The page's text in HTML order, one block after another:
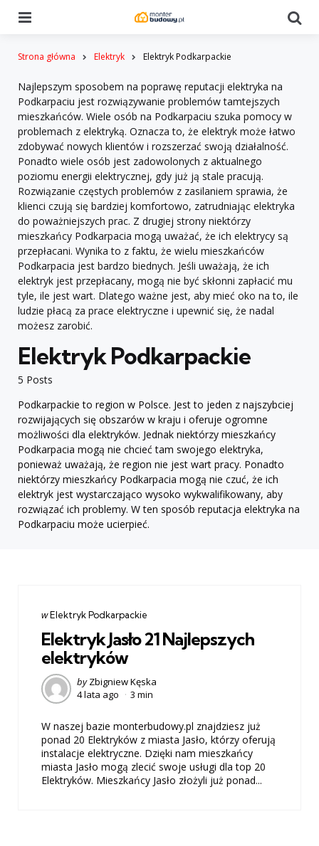
Strona główna Elektryk Elektryk Podkarpackie
5 Posts
Elektryk Podkarpackie
Podkarpackie to region w Polsce. Jest to jeden z najszybciej
rozwijających się obszarów w kraju i oferuje ogromne
możliwości dla elektryków. Jednak niektórzy mieszkańcy
Podkarpacia mogą nie chcieć tam swojego elektryka,
ponieważ uważają, że region nie jest wart pracy. Ponadto
niektórzy mieszkańcy Podkarpacia mogą nie czuć, że ich
elektryk jest wystarczająco wysoko wykwalifikowany, aby
rozwiązać ich problemy. W ten sposób reputacja elektryka na
Podkarpaciu może ucierpieć.
Najlepszym sposobem na poprawę reputacji elektryka na
Podkarpaciu jest rozwiązywanie problemów tamtejszych
mieszkańców. Wiele osób na Podkarpaciu szuka pomocy w
problemach z elektryką. Oznacza to, że elektryk może łatwo
zdobywać nowych klientów i rozszerzać swoją działalność.
Ponadto wiele osób jest zadowolonych z aktualnego
poziomu energii elektrycznej, gdy już ją stale pracują.
Rozwiązanie częstych problemów z zasilaniem sprawia, że ​​
klienci czują się bardziej komfortowo, zatrudniając elektryka
do poważniejszych prac. Z drugiej strony niektórzy
mieszkańcy Podkarpacia mogą uważać, że ich elektrycy są
przepłacani. Wynika to z faktu, że wielu mieszkańców
Podkarpacia jest bardzo biednych. Jeśli uważają, że ich
elektryk jest przepłacany, mogą nie być skłonni zapłacić mu
tyle, ile jest wart. Dlatego ważne jest, aby mieć oko na to, ile
ludzie płacą za prace elektryczne i upewnić się, że nadal
możesz zarobić.
Categories
post
wElektryk Podkarpackie
Elektryk Jasło 21 Najlepszych
elektryków
Posted
by
by Zbigniew Kęska
4 lata ago
3 min
W naszej bazie monterbudowy.pl znajdziesz już
ponad 20 Elektryków z miasta Jasło, którzy oferują
instalacje elektryczne. Dzięki nam mieszkańcy
miasta Jasło mogą zlecić swoje usługi dla top 20
Elektryków. Mieszkańcy Jasło złożyli już ponad...